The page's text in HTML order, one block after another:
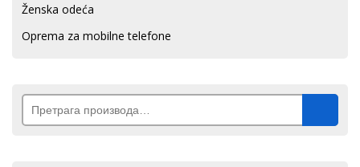
Ženska odeća
Oprema za mobilne telefone
Претрага
за: